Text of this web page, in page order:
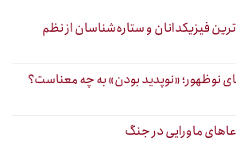
فیزیکدانان و ستاره‌شناسان از نظم
نوظهور؛ «نوپدید بودن» به چه معناست؟
ماورایی در جنگ